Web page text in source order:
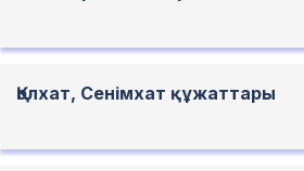
Қолхат, Сенімхат құжаттары